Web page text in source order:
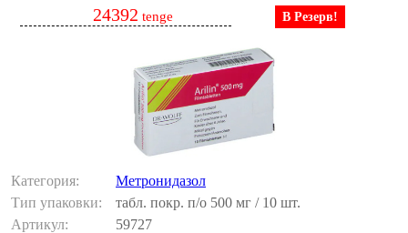
24392 tenge В Резерв!
Категория:
Метронидазол
Тип упаковки:
табл. покр. п/о 500 мг / 10 шт.
Артикул:
59727